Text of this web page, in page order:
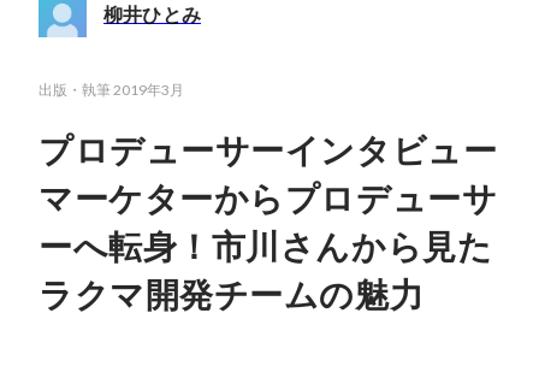
柳井ひとみ
出版・執筆2019年3月
プロデューサーインタビュー
マーケターからプロデューサ
ーへ転身！市川さんから見た
ラクマ開発チームの魅力